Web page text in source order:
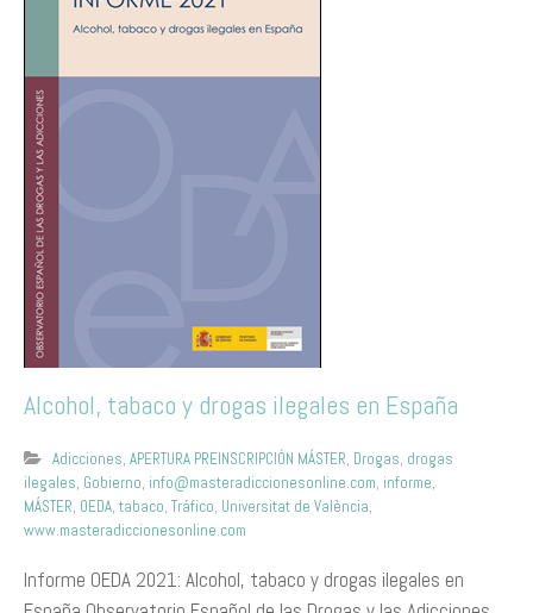
Alcohol, tabaco y drogas ilegales en España
Adicciones, APERTURA PREINSCRIPCIÓN MÁSTER, Drogas, drogas
ilegales, Gobierno, info@masteradiccionesonline.com, informe,
MÁSTER, OEDA, tabaco, Tráfico, Universitat de València,
www.masteradiccionesonline.com
Informe OEDA 2021: Alcohol, tabaco y drogas ilegales en